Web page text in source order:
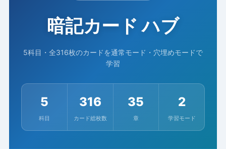
暗記カード ハブ
5科目・全316枚のカードを通常モード・穴埋めモードで
学習
5
科目
316
カード総枚数
35
章
2
学習モード